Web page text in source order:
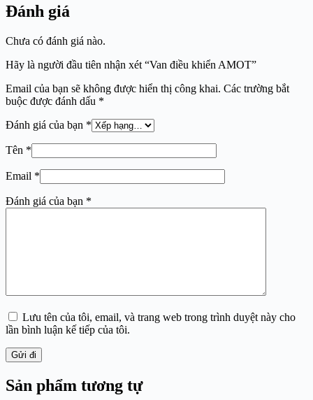
Đánh giá
Chưa có đánh giá nào.
Hãy là người đầu tiên nhận xét “Van điều khiển AMOT”
Email của bạn sẽ không được hiển thị công khai. Các trường bắt
buộc được đánh dấu *
Đánh giá của bạn *
Tên *
Email *
Đánh giá của bạn *
Lưu tên của tôi, email, và trang web trong trình duyệt này cho
lần bình luận kế tiếp của tôi.
Gửi đi
Sản phẩm tương tự